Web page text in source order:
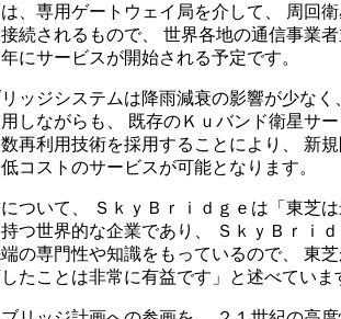
、専用ゲートウェイ局を介して、 周回
続されるもので、 世界各地の通信事業
にサービスが開始される予定です。
ッジシステムは降雨減衰の影響が少なく
しながらも、 既存のＫｕバンド衛星サ
再利用技術を採用することにより、 新
コストのサービスが可能となります。
ついて、 ＳｋｙＢｒｉｄｇｅは「東芝
つ世界的な企業であり、 ＳｋｙＢｒｉ
の専門性や知識をもっているので、 東
たことは非常に有益です」と述べていま